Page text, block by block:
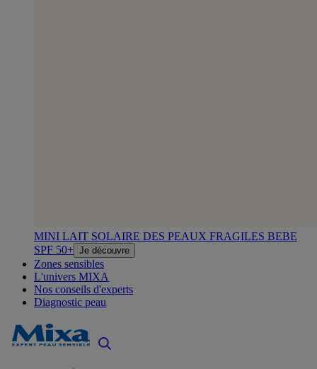
MINI LAIT SOLAIRE DES PEAUX FRAGILES BEBE
SPF 50+ Je découvre
Zones sensibles
L'univers MIXA
Nos conseils d'experts
Diagnostic peau